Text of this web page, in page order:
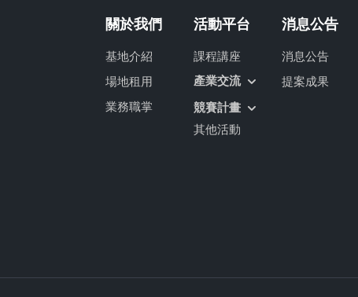
關於我們
基地介紹
場地租用
業務職掌
活動平台
課程講座
產業交流
競賽計畫
其他活動
消息公告
消息公告
提案成果